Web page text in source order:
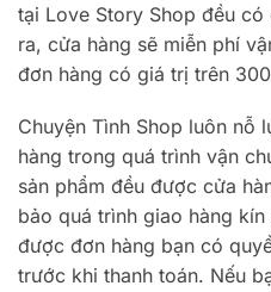
tại Love Story Shop đều
ra, cửa hàng sẽ miễn phí
đơn hàng có giá trị trên
Chuyện Tình Shop luôn nỗ
hàng trong quá trình vận
sản phẩm đều được cửa
bảo quá trình giao hàng
được đơn hàng bạn có
trước khi thanh toán. Nếu